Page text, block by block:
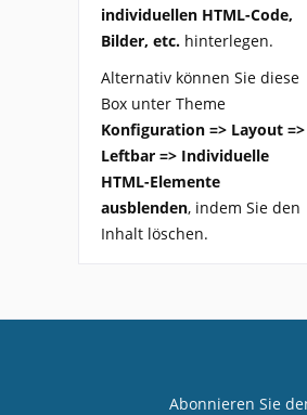
individuellen HTML-Code,
Bilder, etc. hinterlegen.
Alternativ können Sie diese
Box unter Theme
Konfiguration => Layout =>
Leftbar => Individuelle
HTML-Elemente
ausblenden, indem Sie den
Inhalt löschen.
Abonnieren Sie